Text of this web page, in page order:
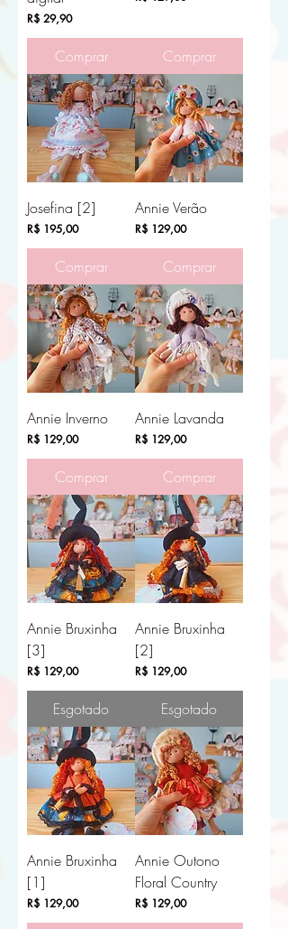
Preço
R$ 29,90
Comprar Comprar
Josefina [2]
Preço
R$ 195,00
Comprar
Annie Verão
Preço
R$ 129,00
Comprar
Annie Inverno
Preço
R$ 129,00
Comprar
Annie Lavanda
Preço
R$ 129,00
Comprar
Annie Bruxinha
[3]
Preço
R$ 129,00
Esgotado
Annie Bruxinha
[2]
Preço
R$ 129,00
Esgotado
Annie Bruxinha
[1]
Preço
R$ 129,00
Annie Outono
Floral Country
Preço
R$ 129,00